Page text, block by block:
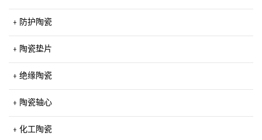
防护陶瓷
陶瓷垫片
绝缘陶瓷
陶瓷轴心
化工陶瓷